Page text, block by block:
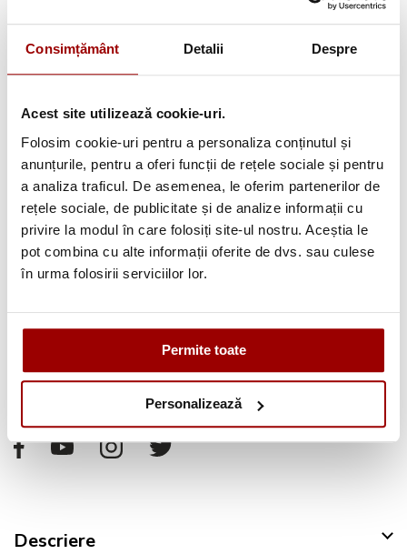
Consimțământ Detalii Despre
Acest site utilizează cookie-uri.
Folosim cookie-uri pentru a personaliza conținutul și
anunțurile, pentru a oferi funcții de rețele sociale și pentru
a analiza traficul. De asemenea, le oferim partenerilor de
rețele sociale, de publicitate și de analize informații cu
privire la modul în care folosiți site-ul nostru. Aceștia le
pot combina cu alte informații oferite de dvs. sau culese
în urma folosirii serviciilor lor.
Permite toate
Personalizează
Center Suport tehnic
2026
Avantajele tale:
Consultantaprofesionala
Descriere